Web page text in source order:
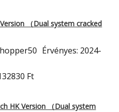
（Dual system cracked
Érvényes: 2024-
Ft
HK Version （Dual system